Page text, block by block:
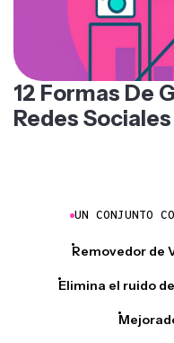
12 Formas De
Redes
UN CONJUNTO
Removedor de
Elimina el ruido